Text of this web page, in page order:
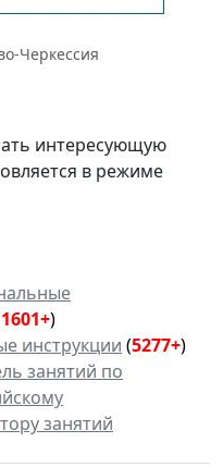
Черкессия
интересующую
в режиме
1601+)
инструкции (5277+)
занятий по
занятий